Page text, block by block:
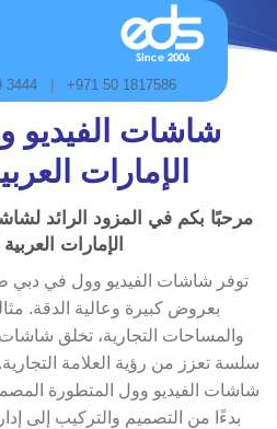
to
3444 |+971 50 1817586
شاشات الفيديو
الإمارات
مرحبًا بكم في المزود الرائد
الإمارات
توفر شاشات الفيديو وول في دبي
بعروض كبيرة وعالية الدقة.
والمساحات التجارية، تخلق
سلسة تعزز من رؤية العلامة
شاشات الفيديو وول المتطورة
بدءًا من التصميم والتركيب إلى